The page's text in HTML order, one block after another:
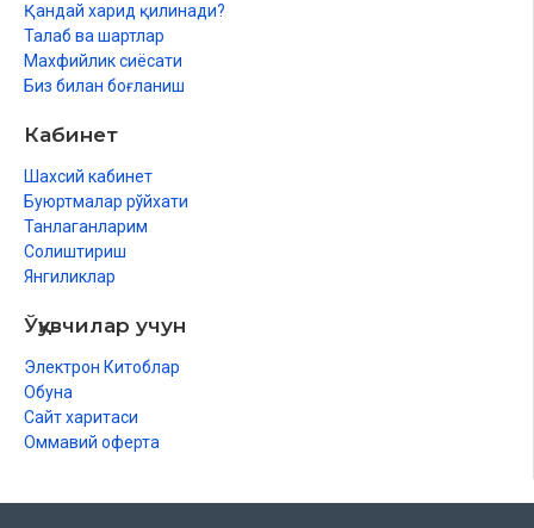
Қандай харид қилинади?
Талаб ва шартлар
Махфийлик сиёсати
Биз билан боғланиш
Кабинет
Шахсий кабинет
Буюртмалар рўйхати
Танлаганларим
Солиштириш
Янгиликлар
Ўқувчилар учун
Электрон Китоблар
Обуна
Сайт харитаси
Оммавий оферта